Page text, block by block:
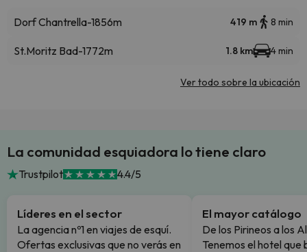
Dorf Chantrella-1856m 419 m 8 min
St.Moritz Bad-1772m 1.8 km 4 min
Ver todo sobre la ubicación
La comunidad esquiadora lo tiene claro
Trustpilot 4.4/5
Líderes en el sector
La agencia nº1 en viajes de esquí.
Ofertas exclusivas que no verás en
El mayor catálogo
De los Pirineos a los
Tenemos el hotel que